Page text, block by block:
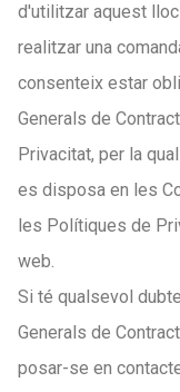
d'utilitzar aquest
realitzar una
consenteix estar
Generals de
Privacitat, per la
es disposa en les
les Polítiques de
web.
Si té qualsevol
Generals de
posar-se en